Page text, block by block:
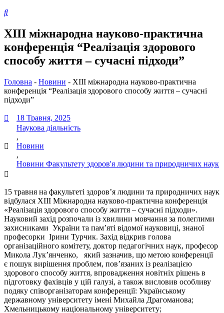
XIII міжнародна науково-практична
конференція “Реалізація здорового
способу життя – сучасні підходи”
Головна - Новини - XIII міжнародна науково-практична
конференція “Реалізація здорового способу життя – сучасні
підходи”
18 Травня, 2025
Наукова діяльність
,
Новини
,
Новини Факультету здоров'я людини та природничих наук
15 травня на факультеті здоров’я людини та природничих наук
відбулася ХІІІ Міжнародна науково-практична конференція
«Реалізація здорового способу життя – сучасні підходи».
Науковий захід розпочали із хвилини мовчання за полеглими
захисниками України та пам’яті відомої науковиці, знаної
професорки Ірини Турчик. Захід відкрив голова
організаційного комітету, доктор педагогічних наук, професор
Микола Лук’янченко, який зазначив, що метою конференції
є пошук вирішення проблем, пов’язаних із реалізацією
здорового способу життя, впровадження новітніх рішень в
підготовку фахівців у цій галузі, а також висловив особливу
подяку співорганізаторам конференції: Українському
державному університету імені Михайла Драгоманова;
Хмельницькому національному університету;